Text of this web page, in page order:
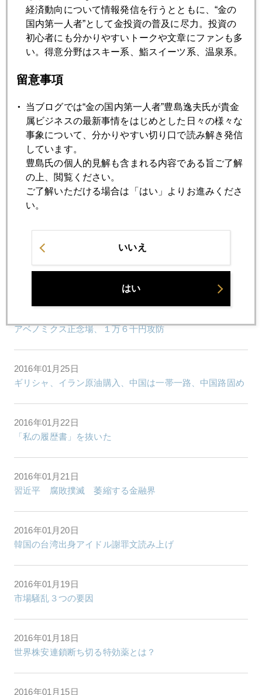
2016年
1月 2月 3月 4月 5月 6月
7月 8月 9月 10月 11月 12月
2016年01月28日
アベノミクス正念場、１万６千円攻防
2016年01月25日
ギリシャ、イラン原油購入、中国は一帯一路、中国路固め
2016年01月22日
「私の履歴書」を抜いた
2016年01月21日
習近平 腐敗撲滅 萎縮する金融界
2016年01月20日
韓国の台湾出身アイドル謝罪文読み上げ
2016年01月19日
市場騒乱３つの要因
2016年01月18日
世界株安連鎖断ち切る特効薬とは？
2016年01月15日
経済動向について情報発信を行うとともに、“金の
国内第一人者”として金投資の普及に尽力。投資の
初心者にも分かりやすいトークや文章にファンも多
い。得意分野はスキー系、鮨スイーツ系、温泉系。
留意事項
当ブログでは“金の国内第一人者”豊島逸夫氏が貴金
属ビジネスの最新事情をはじめとした日々の様々な
事象について、分かりやすい切り口で読み解き発信
しています。
豊島氏の個人的見解も含まれる内容である旨ご了解
の上、閲覧ください。
ご了解いただける場合は「はい」よりお進みくださ
い。
いいえ
はい